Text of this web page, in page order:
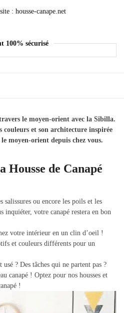
100% sécurisé
le moyen-orient avec la Sibilla.
couleurs et son architecture inspirée
moyen-orient depuis chez vous.
de Canapé
salissures ou encore les poils et les
inquiéter, votre canapé restera en bon
votre intérieur en un clin d’oeil !
et couleurs différents pour un
usé ? Des tâches qui ne partent pas ?
canapé ! Optez pour nos housses et
!